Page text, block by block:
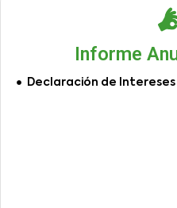
Informe
Declaración de Intereses